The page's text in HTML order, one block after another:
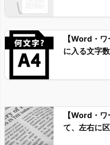
【Word・
に入る文字
【Word・
て、左右に